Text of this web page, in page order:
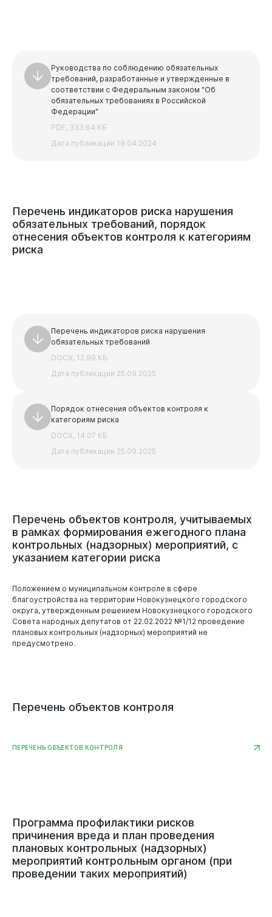
Документы
Виртуальнаяприемная
Руководства по соблюдению обязательных
требований, разработанные и утвержденные в
соответствии с Федеральным законом "Об
обязательных требованиях в Российской
Федерации"
PDF, 333.64 КБ
Дата публикации 19.04.2024
Перечень индикаторов риска нарушения
обязательных требований, порядок
отнесения объектов контроля к категориям
риска
Перечень индикаторов риска нарушения
обязательных требований
DOCX, 12.89 КБ
Дата публикации 25.09.2025
Порядок отнесения объектов контроля к
категориям риска
DOCX, 14.07 КБ
Дата публикации 25.09.2025
Перечень объектов контроля, учитываемых
в рамках формирования ежегодного плана
контрольных (надзорных) мероприятий, с
указанием категории риска
Положением о муниципальном контроле в сфере
благоустройства на территории Новокузнецкого городского
округа, утвержденным решением Новокузнецкого городского
Совета народных депутатов от 22.02.2022 №1/12 проведение
плановых контрольных (надзорных) мероприятий не
предусмотрено.
Перечень объектов контроля
ПЕРЕЧЕНЬ ОБЪЕКТОВ КОНТРОЛЯ
Программа профилактики рисков
причинения вреда и план проведения
плановых контрольных (надзорных)
мероприятий контрольным органом (при
проведении таких мероприятий)